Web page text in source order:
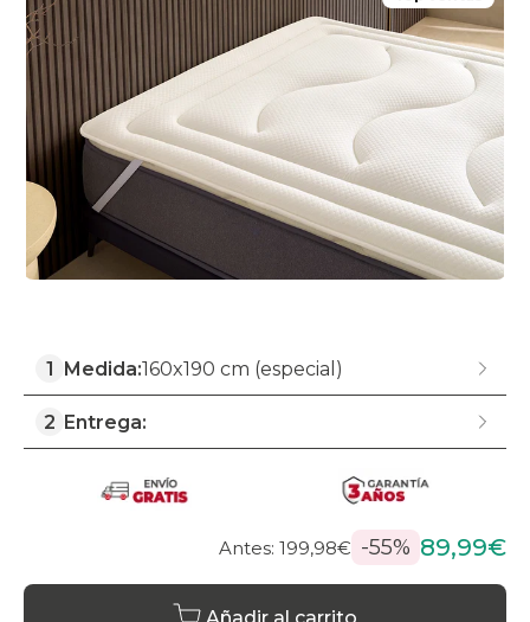
1 Medida:160x190 cm (especial)
2 Entrega:
Antes: 199,98€ -55% 89,99€